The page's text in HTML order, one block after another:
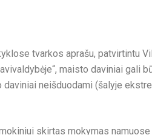
tvarkos aprašu, patvirtintu
maisto daviniai gali
neišduodami (šalyje
skirtas mokymas